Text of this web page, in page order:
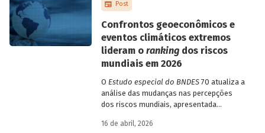
Post
Confrontos geoeconômicos e
eventos climáticos extremos
lideram o ranking dos riscos
mundiais em 2026
O Estudo especial do BNDES70 atualiza a
análise das mudanças nas percepções
dos riscos mundiais, apresentada
dos relatórios Global Risks Report (GRR)
16 de abril, 2026